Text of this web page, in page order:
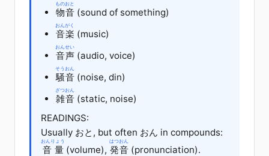
物音
ものおと
(sound of something)
音楽
おんがく
(music)
音声
おんせい
(audio, voice)
騒音
そうおん
(noise, din)
雑音
ざつおん
(static, noise)
READINGS:
Usually おと, but often おん in compounds:
音量
おんりょう
(volume), 発音
はつおん
(pronunciation).